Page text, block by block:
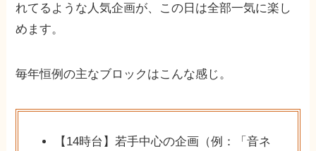
れてるような人気企画が、この日は全部一気に楽し
めます。
毎年恒例の主なブロックはこんな感じ。
【14時台】若手中心の企画（例：「音ネ